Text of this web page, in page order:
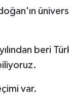
beri
var.